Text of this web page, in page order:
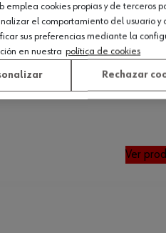
Ver
emplea cookies propias y de terceros
el comportamiento del usuario y
sus preferencias mediante la
en nuestra política de cookies
Rechazar